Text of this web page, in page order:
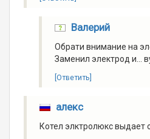
Валерий
Обрати внимание на
Заменил электрод и...
[Ответить]
алекс
Котел элктролюкс выдает